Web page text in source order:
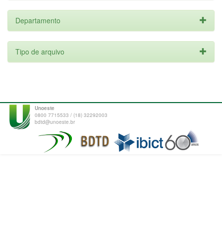
Departamento
Tipo de arquivo
Unoeste
0800 7715533 / (18) 32292003
bdtd@unoeste.br